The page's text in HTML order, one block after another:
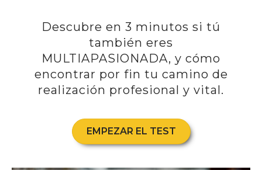
Descubre en 3 minutos si tú
también eres
MULTIAPASIONADA, y cómo
encontrar por fin tu camino de
realización profesional y vital.
EMPEZAR EL TEST